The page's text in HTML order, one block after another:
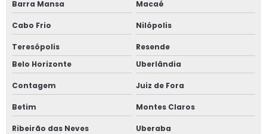
Nitreto de silício
Peças em grafite
Rotor grafite
Silicato de cálcio comprar
Tinta para fundição
Tinta refratária para fundição
Barra Mansa Macaé
Cabo Frio Nilópolis
Teresópolis
Resende
Belo Horizonte
Uberlândia
Contagem Juiz de Fora
Betim Montes Claros
Ribeirão das Neves Uberaba